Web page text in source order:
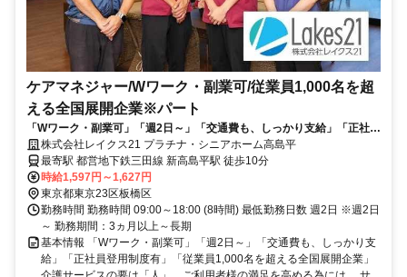
ケアマネジャー/Wワーク・副業可/従業員1,000名を超
える全国展開企業※パート
「Wワーク・副業可」「週2日～」「交通費も、しっかり支給」「正社員
登用制度有」「従業員1,000名を超える全国展開企業」
株式会社レイクス21 プラチナ・シニアホーム高島平
最寄駅 都営地下鉄三田線 新高島平駅 徒歩10分
時給1,597円～1,627円
東京都東京23区板橋区
勤務時間 勤務時間 09:00～18:00 (8時間) 最低勤務日数 週2日 ※週2日
～ 勤務期間：3ヵ月以上～長期
基本情報 「Wワーク・副業可」「週2日～」「交通費も、しっかり支
給」「正社員登用制度有」「従業員1,000名を超える全国展開企業」